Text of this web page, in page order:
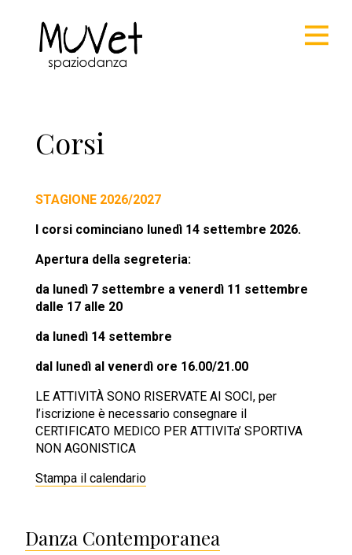
Corsi
STAGIONE 2026/2027
I corsi cominciano lunedì 14 settembre 2026.
Apertura della segreteria:
da lunedì 7 settembre a venerdì 11 settembre
dalle 17 alle 20
da lunedì 14 settembre
dal lunedì al venerdì ore 16.00/21.00
LE ATTIVITÀ SONO RISERVATE AI SOCI, per
l’iscrizione è necessario consegnare il
CERTIFICATO MEDICO PER ATTIVITa’ SPORTIVA
NON AGONISTICA
Stampa il calendario
Danza Contemporanea